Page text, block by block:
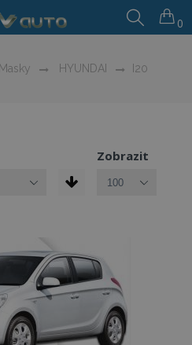
0
HYUNDAI I20
Zobrazit